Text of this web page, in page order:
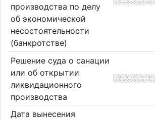
производства по делу
об экономической
несостоятельности
(банкротстве)
Решение суда о санации
или об открытии
ликвидационного
производства
Дата вынесения